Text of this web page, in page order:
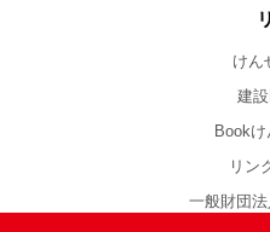
けん
建
Book
リン
一般財団